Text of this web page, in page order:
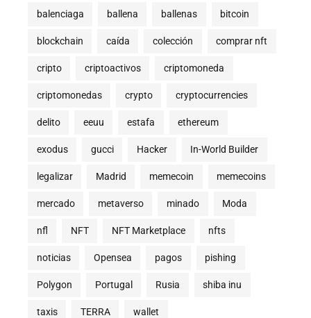
balenciaga ballena ballenas bitcoin
blockchain caída colección comprar nft
cripto criptoactivos criptomoneda
criptomonedas crypto cryptocurrencies
delito eeuu estafa ethereum
exodus gucci Hacker In-World Builder
legalizar Madrid memecoin memecoins
mercado metaverso minado Moda
nfl NFT NFT Marketplace nfts
noticias Opensea pagos pishing
Polygon Portugal Rusia shiba inu
taxis TERRA wallet